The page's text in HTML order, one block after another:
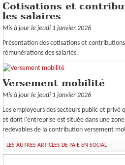
Cotisations et
les salaires
Mis à jour le jeudi 1 janvier 2026
Présentation des cotisations et contributions
rémunérations des salariés.
Versement mobilité
Mis à jour le jeudi 1 janvier 2026
Les employeurs des secteurs public et privé
et dont l'entreprise est située dans une
redevables de la contribution versement
LES AUTRES ARTICLES DE PAIE EN SOCIAL